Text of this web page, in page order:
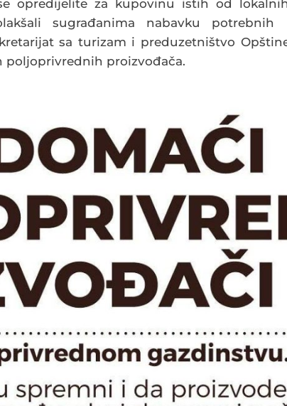
opredijelite za kupovinu istih od
sugrađanima nabavku potrebnih
sa turizam i preduzetništvo
poljoprivrednih proizvođača.